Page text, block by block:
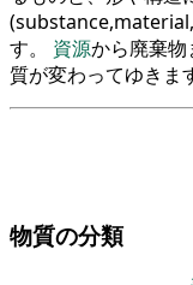
す。 資源から廃棄物
質が変わってゆきま
物質の分類